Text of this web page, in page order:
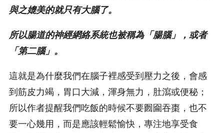
與之媲美的就只有大腦了。
所以腸道的神經網絡系統也被稱為「腸腦」，或者
「第二腦」。
這就是為什麼我們在腦子裡感受到壓力之後，會感
到筋皮力竭，胃口大減，渾身無力，肚瀉或便秘；
所以作者提醒我們吃飯的時候不要囫圇吞棗，也不
要一心幾用，而是應該輕鬆愉快，專注地享受食